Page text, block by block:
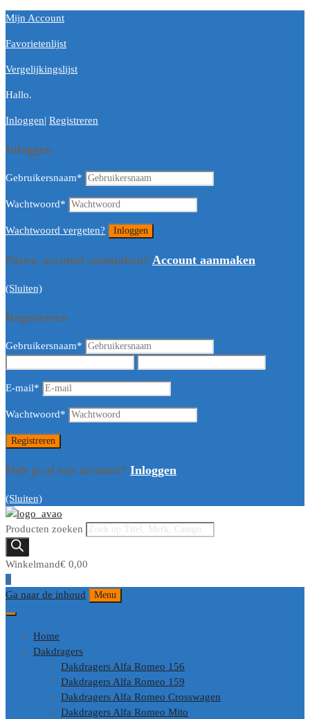
Mijn Account
Favorietenlijst
Vergelijkingslijst
Hallo.
Inloggen| Registreren
Inloggen
Gebruikersnaam*
Wachtwoord*
Wachtwoord vergeten?
Nieuw account aanmaken? Account aanmaken
(Sluiten)
Registreren
Gebruikersnaam*
E-mail*
Wachtwoord*
Heb je al een account? Inloggen
(Sluiten)
Producten zoeken
Winkelmand€ 0,00
0
Ga naar de inhoud
Menu
Home
Dakdragers
Dakdragers Alfa Romeo 156
Dakdragers Alfa Romeo 159
Dakdragers Alfa Romeo Crosswagen
Dakdragers Alfa Romeo Mito